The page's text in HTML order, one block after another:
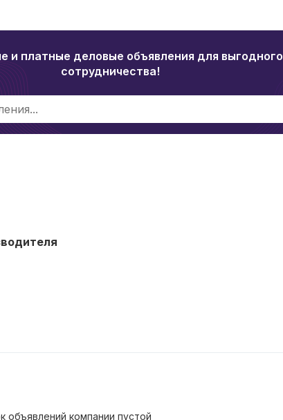
и платные деловые объявления для выгодного
сотрудничества!
объявлений компании пустой